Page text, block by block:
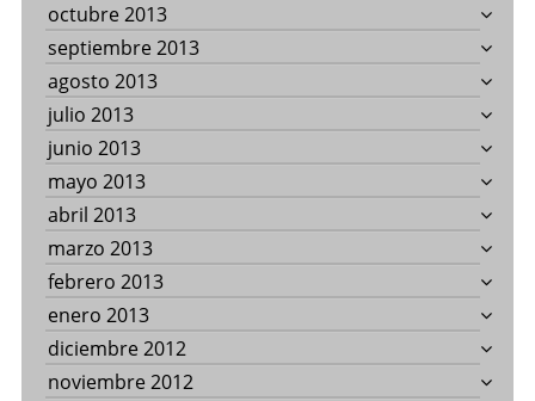
octubre 2013
septiembre 2013
agosto 2013
julio 2013
junio 2013
mayo 2013
abril 2013
marzo 2013
febrero 2013
enero 2013
diciembre 2012
noviembre 2012